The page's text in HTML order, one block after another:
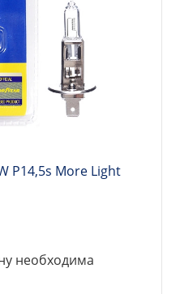
P14,5s More Light
необходима